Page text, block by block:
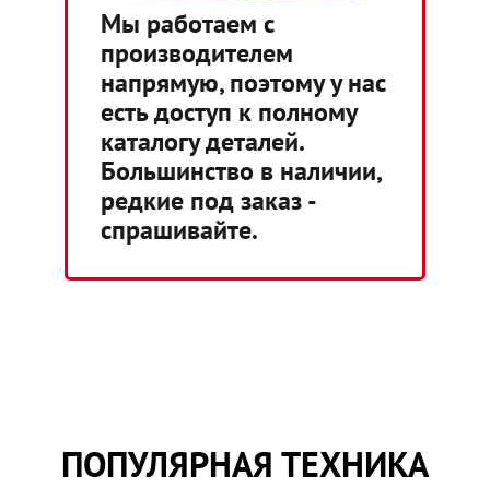
Мы работаем с
производителем
напрямую, поэтому у нас
есть доступ к полному
каталогу деталей.
Большинство в наличии,
редкие под заказ -
спрашивайте.
ПОПУЛЯРНАЯ ТЕХНИКА